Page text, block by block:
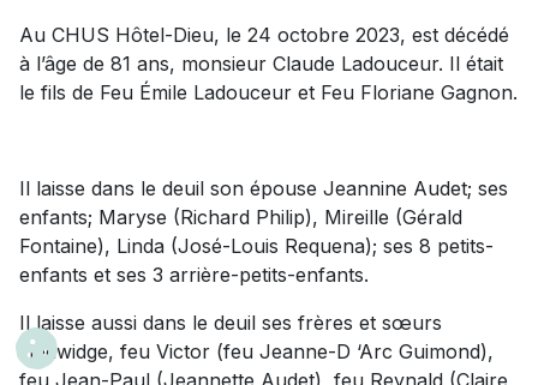
Au CHUS Hôtel-Dieu, le 24 octobre 2023, est décédé
à l’âge de 81 ans, monsieur Claude Ladouceur. Il était
le fils de Feu Émile Ladouceur et Feu Floriane Gagnon.
Il laisse dans le deuil son épouse Jeannine Audet; ses
enfants; Maryse (Richard Philip), Mireille (Gérald
Fontaine), Linda (José-Louis Requena); ses 8 petits-
enfants et ses 3 arrière-petits-enfants.
Il laisse aussi dans le deuil ses frères et sœurs
Hedwidge, feu Victor (feu Jeanne-D ‘Arc Guimond),
feu Jean-Paul (Jeannette Audet), feu Reynald (Claire